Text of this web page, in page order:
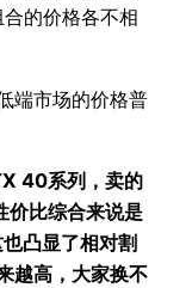
的价格各不相
端市场的价格普
40系列，卖的
比综合来说是
凸显了相对割
越高，大家换不